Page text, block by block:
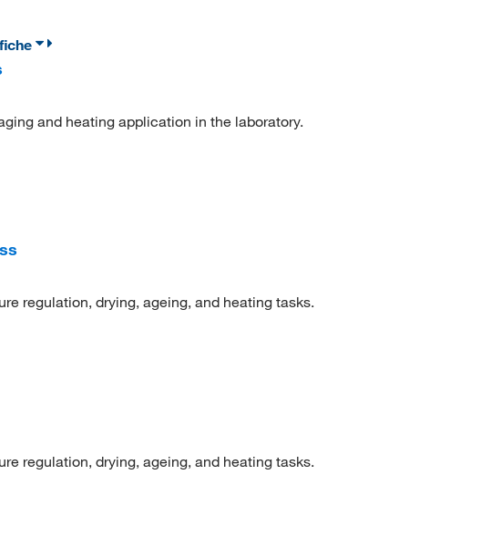
and heating application in the laboratory.
regulation, drying, ageing, and heating tasks.
regulation, drying, ageing, and heating tasks.